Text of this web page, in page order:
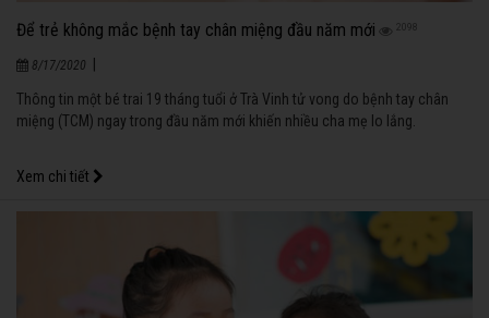
Để trẻ không mắc bệnh tay chân miệng đầu năm mới 2098
8/17/2020
Thông tin một bé trai 19 tháng tuổi ở Trà Vinh tử vong do bệnh tay chân
miệng (TCM) ngay trong đầu năm mới khiến nhiều cha mẹ lo lắng.
Xem chi tiết